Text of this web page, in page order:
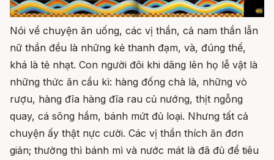
Nói về chuyện ăn uống, các vị thần, cả nam thần lẫn
nữ thần đều là những kẻ thanh đạm, và, đúng thế,
khá là tẻ nhạt. Con người đôi khi dâng lên họ lễ vật là
những thức ăn cầu kì: hàng đống chà là, những vò
rượu, hàng đĩa hàng đĩa rau củ nướng, thịt ngỗng
quay, cá sông hầm, bánh mứt đủ loại. Nhưng tất cả
chuyện ấy thật nực cười. Các vị thần thích ăn đơn
giản; thường thì bánh mì và nước mát là đã đủ để tiêu